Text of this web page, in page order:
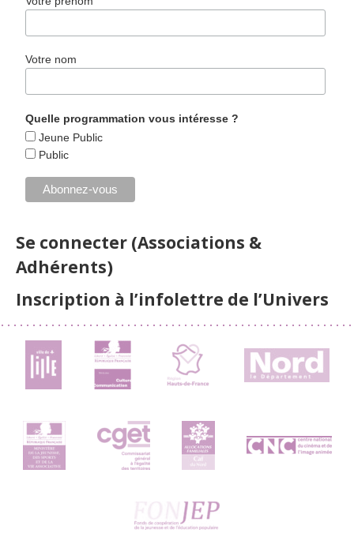
Votre nom
Quelle programmation vous intéresse ?
Jeune Public
Public
Se connecter (Associations &
Adhérents)
Inscription à l’infolettre de l’Univers